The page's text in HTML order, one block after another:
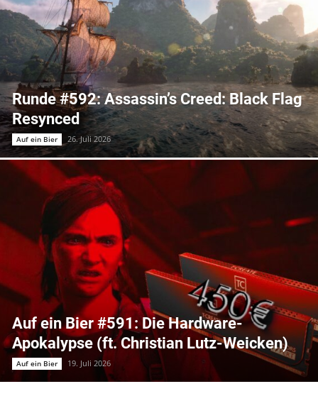
Runde #592: Assassin’s Creed: Black Flag
Resynced
Auf ein Bier 26. Juli 2026
Auf ein Bier #591: Die Hardware-
Apokalypse (ft. Christian Lutz-Weicken)
Auf ein Bier 19. Juli 2026